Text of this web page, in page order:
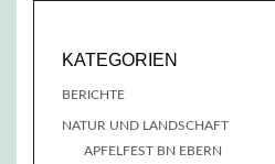
KATEGORIEN
BERICHTE
NATUR UND LANDSCHAFT
APFELFEST BN EBERN